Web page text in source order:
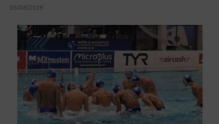
05/08/2026